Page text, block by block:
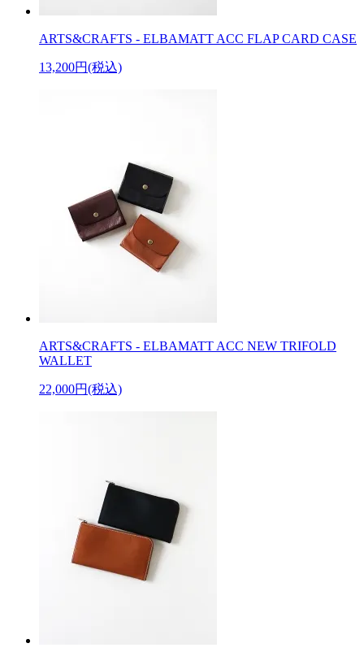
ARTS&CRAFTS - ELBAMATT ACC FLAP CARD CASE
13,200円(税込)
ARTS&CRAFTS - ELBAMATT ACC NEW TRIFOLD
WALLET
22,000円(税込)